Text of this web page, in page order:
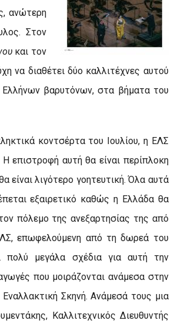
ανώτερη
Στον
και τον
να διαθέτει δύο καλλιτέχνες αυτού
Ελλήνων βαρυτόνων, στα βήματα του
κοντσέρτα του Ιουλίου, η ΕΛΣ
επιστροφή αυτή θα είναι περίπλοκη
είναι λιγότερο γοητευτική.Όλα αυτά
εξαιρετικό καθώς η Ελλάδα θα
πόλεμο της ανεξαρτησίας της από
επωφελούμενη από τη δωρεά του
πολύ μεγάλα σχέδια για αυτή την
που μοιράζονται ανάμεσα στην
Σκηνή. Ανάμεσά τους μια
Καλλιτεχνικός Διευθυντής